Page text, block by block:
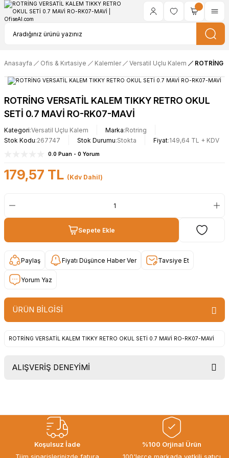
Anasayfa Ofis & Kırtasiye Kalemler Versatil Uçlu Kalem ROTRİNG
ROTRİNG VERSATİL KALEM TIKKY RETRO OKUL
SETİ 0.7 MAVİ RO-RK07-MAVİ
Kategori Versatil Uçlu Kalem Marka Rotring
Stok Kodu 267747 Stok Durumu Stokta Fiyat 149,64 TL + KDV
0.0 Puan - 0 Yorum
179,57 TL (Kdv Dahil)
Sepete Ekle
Paylaş Fiyatı Düşünce Haber Ver Tavsiye Et
Yorum Yaz
ÜRÜN BİLGİSİ
ROTRİNG VERSATİL KALEM TIKKY RETRO OKUL SETİ 0.7 MAVİ RO-RK07-MAVİ
ALIŞVERİŞ DENEYİMİ
gorusmek uzere, hayirli ve bol
kazanclar dilerim.
İbrahim Ertuğrul ARSLANOĞLU |
Koşulsuz İade
%100 Orjinal Ürün